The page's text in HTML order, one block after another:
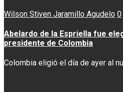
Wilson Stiven Jaramillo Agudelo 0
Abelardo de la Espriella fue
presidente de Colombia
Colombia eligió el día de ayer al